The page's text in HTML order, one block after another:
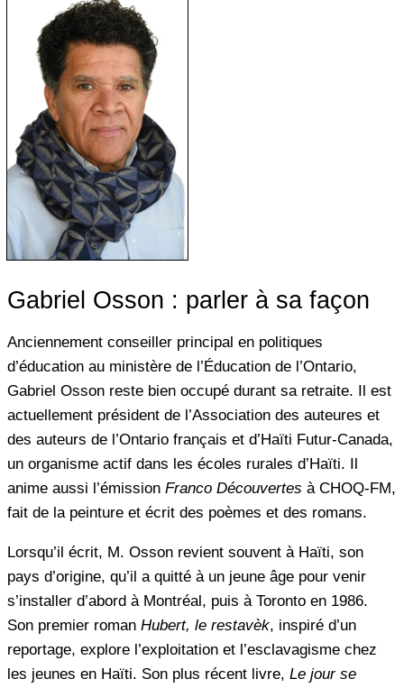
Gabriel Osson : parler à sa façon
Anciennement conseiller principal en politiques
d’éducation au ministère de l’Éducation de l’Ontario,
Gabriel Osson reste bien occupé durant sa retraite. Il est
actuellement président de l’Association des auteures et
des auteurs de l’Ontario français et d’Haïti Futur-Canada,
un organisme actif dans les écoles rurales d’Haïti. Il
anime aussi l’émission Franco Découvertes à CHOQ-FM,
fait de la peinture et écrit des poèmes et des romans.
Lorsqu’il écrit, M. Osson revient souvent à Haïti, son
pays d’origine, qu’il a quitté à un jeune âge pour venir
s’installer d’abord à Montréal, puis à Toronto en 1986.
Son premier roman Hubert, le restavèk, inspiré d’un
reportage, explore l’exploitation et l’esclavagisme chez
les jeunes en Haïti. Son plus récent livre, Le jour se